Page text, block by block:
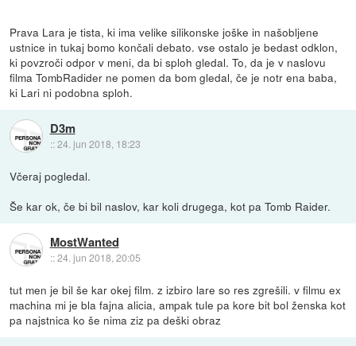
Prava Lara je tista, ki ima velike silikonske joške in našobljene
ustnice in tukaj bomo končali debato. vse ostalo je bedast odklon,
ki povzroči odpor v meni, da bi sploh gledal. To, da je v naslovu
filma TombRadider ne pomen da bom gledal, če je notr ena baba,
ki Lari ni podobna sploh.
D3m
::24. jun 2018, 18:23
Včeraj pogledal.
Še kar ok, če bi bil naslov, kar koli drugega, kot pa Tomb Raider.
MostWanted
::24. jun 2018, 20:05
tut men je bil še kar okej film. z izbiro lare so res zgrešili. v filmu ex
machina mi je bla fajna alicia, ampak tule pa kore bit bol ženska kot
pa najstnica ko še nima ziz pa deški obraz